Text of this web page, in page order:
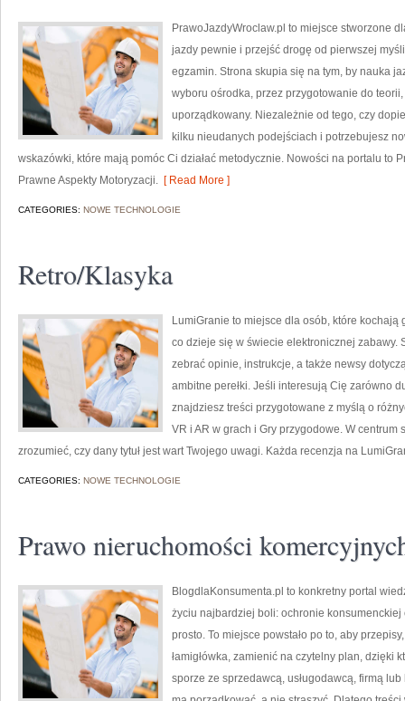
PrawoJazdyWroclaw.pl to miejsce stworzone
jazdy pewnie i przejść drogę od pierwszej
egzamin. Strona skupia się na tym, by nauka
wyboru ośrodka, przez przygotowanie do
uporządkowany. Niezależnie od tego, czy
kilku nieudanych podejściach i potrzebujesz
wskazówki, które mają pomóc Ci działać metodycznie. Nowości na portalu to
Prawne Aspekty Motoryzacji. [ Read More ]
CATEGORIES: NOWE TECHNOLOGIE
Retro/Klasyka
LumiGranie to miejsce dla osób, które
co dzieje się w świecie elektronicznej zabawy.
zebrać opinie, instrukcje, a także newsy
ambitne perełki. Jeśli interesują Cię zarówno
znajdziesz treści przygotowane z myślą o
VR i AR w grach i Gry przygodowe. W centrum
zrozumieć, czy dany tytuł jest wart Twojego uwagi. Każda recenzja na
CATEGORIES: NOWE TECHNOLOGIE
Prawo nieruchomości
BlogdlaKonsumenta.pl to konkretny portal
życiu najbardziej boli: ochronie
prosto. To miejsce powstało po to, aby
łamigłówka, zamienić na czytelny plan, dzięki
sporze ze sprzedawcą, usługodawcą, firmą